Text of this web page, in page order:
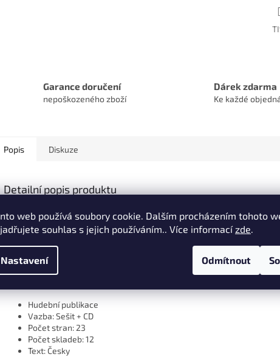
web používá soubory cookie. Dalším procházením tohoto
souhlas s jejich používáním.. Více informacízde.
Nastavení Odmítnout
Garance doručení
nepoškozeného zboží
Dárek zdarma
Ke každé
Popis Diskuze
Detailní popis produktu
Tato hudební publikace + CD patří do série pěti sešitů určených zejména
hudební výchovy na všech stupních škol i škol uměleckých.
Na CD je každá skladba nahrána čtyřikrát a to jednotlivé party, hudební
nakonec skladba jako celek.
Hudební publikace
Vazba: Sešit + CD
Počet stran: 23
Počet skladeb: 12
Text: Česky